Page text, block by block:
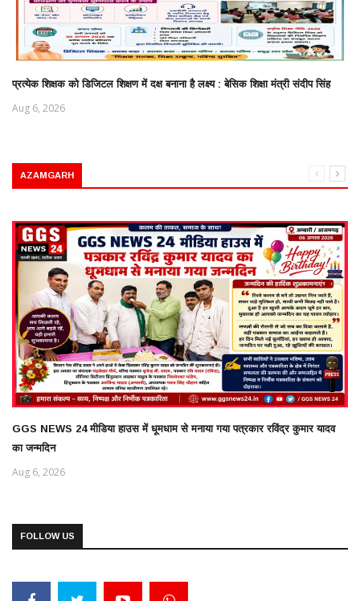
प्रत्येक शिक्षक को डिजिटल शिक्षण में दक्ष बनाना है लक्ष्य : बेसिक शिक्षा मंत्री संदीप सिंह
Aug 6, 2026
AZAMGARH
GGS NEWS 24 मीडिया हाउस में धूमधाम से मनाया गया पत्रकार रविंद्र कुमार यादव
का जन्मदिन
Aug 6, 2026
FOLLOW US